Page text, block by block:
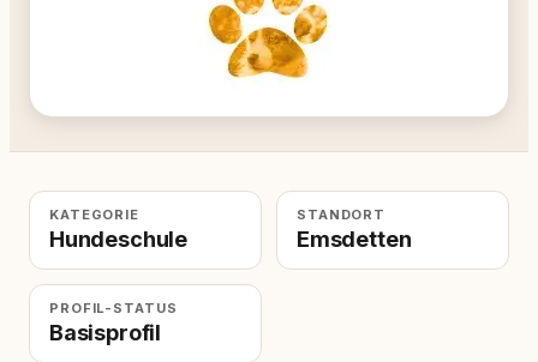
KATEGORIE
Hundeschule
STANDORT
Emsdetten
PROFIL-STATUS
Basisprofil